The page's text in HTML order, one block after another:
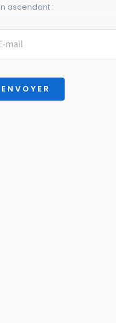
ascendant :
ENVOYER